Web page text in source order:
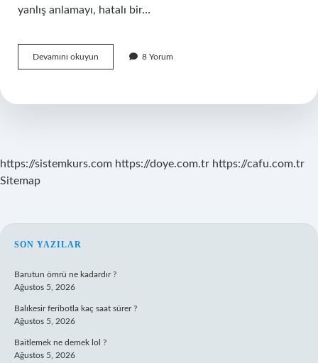
yanlış anlamayı, hatalı bir…
Devamını okuyun
sümme
demektir
8 Yorum
https://sistemkurs.com https://doye.com.tr https://cafu.com.tr
Sitemap
SIDEBAR
SON YAZILAR
Barutun ömrü ne kadardır ?
Ağustos 5, 2026
Balıkesir feribotla kaç saat sürer ?
Ağustos 5, 2026
Baitlemek ne demek lol ?
Ağustos 5, 2026